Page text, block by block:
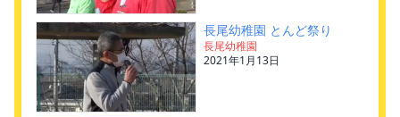
長尾幼稚園 とんど祭り
長尾幼稚園
2021年1月13日